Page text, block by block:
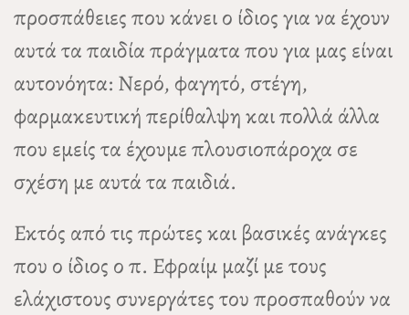
προσπάθειες που κάνει ο ίδιος για να έχουν
αυτά τα παιδία πράγματα που για μας είναι
αυτονόητα: Νερό, φαγητό, στέγη,
φαρμακευτική περίθαλψη και πολλά άλλα
που εμείς τα έχουμε πλουσιοπάροχα σε
σχέση με αυτά τα παιδιά.
Εκτός από τις πρώτες και βασικές ανάγκες
που ο ίδιος ο π. Εφραίμ μαζί με τους
ελάχιστους συνεργάτες του προσπαθούν να